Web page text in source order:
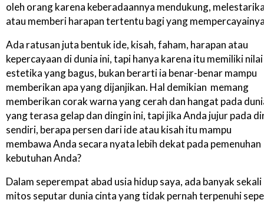
oleh orang karena keberadaannya mendukung,
atau memberi harapan tertentu bagi yang
Ada ratusan juta bentuk ide, kisah, faham, harapan atau
kepercayaan di dunia ini, tapi hanya karena itu memiliki nilai
estetika yang bagus, bukan berarti ia benar-benar mampu
memberikan apa yang dijanjikan. Hal demikian memang
memberikan corak warna yang cerah dan hangat pada
yang terasa gelap dan dingin ini, tapi jika Anda jujur pada
sendiri, berapa persen dari ide atau kisah itu mampu
membawa Anda secara nyata lebih dekat pada pemenuhan
kebutuhan Anda?
Dalam seperempat abad usia hidup saya, ada banyak sekali
mitos seputar dunia cinta yang tidak pernah terpenuhi